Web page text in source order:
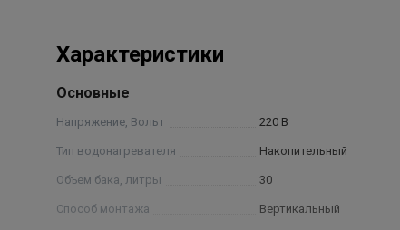
Характеристики
Основные
Напряжение, Вольт 220 В
Тип водонагревателя Накопительный
Объем бака, литры 30
Способ монтажа Вертикальный